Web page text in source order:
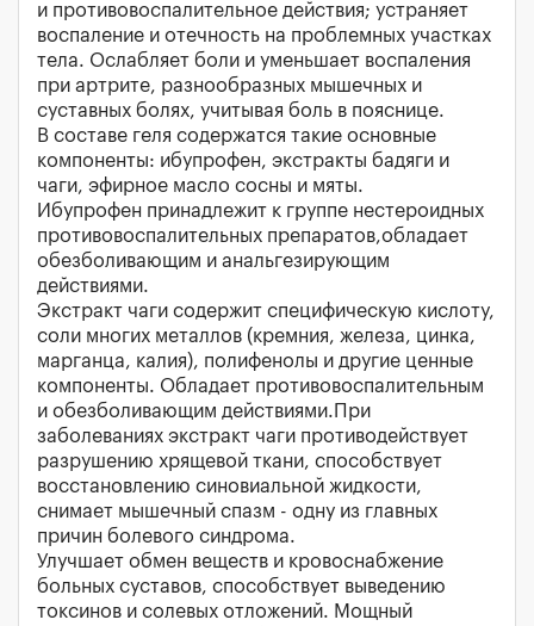
и противовоспалительное действия; устраняет
воспаление и отечность на проблемных участках
тела. Ослабляет боли и уменьшает воспаления
при артрите, разнообразных мышечных и
суставных болях, учитывая боль в пояснице.
В составе геля содержатся такие основные
компоненты: ибупрофен, экстракты бадяги и
чаги, эфирное масло сосны и мяты.
Ибупрофен принадлежит к группе нестероидных
противовоспалительных препаратов,обладает
обезболивающим и анальгезирующим
действиями.
Экстракт чаги содержит специфическую кислоту,
соли многих металлов (кремния, железа, цинка,
марганца, калия), полифенолы и другие ценные
компоненты. Обладает противовоспалительным
и обезболивающим действиями.При
заболеваниях экстракт чаги противодействует
разрушению хрящевой ткани, способствует
восстановлению синовиальной жидкости,
снимает мышечный спазм - одну из главных
причин болевого синдрома.
Улучшает обмен веществ и кровоснабжение
больных суставов, способствует выведению
токсинов и солевых отложений. Мощный